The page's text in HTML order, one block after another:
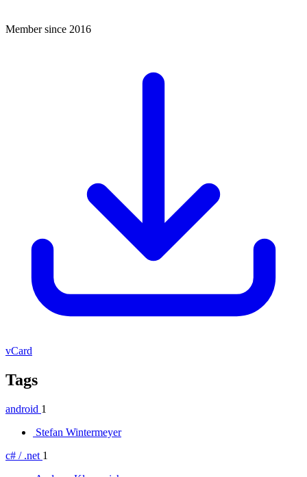
Member since 2016
vCard
Tags
android 1
Stefan Wintermeyer
c# / .net 1